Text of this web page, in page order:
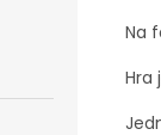
Na
Hra